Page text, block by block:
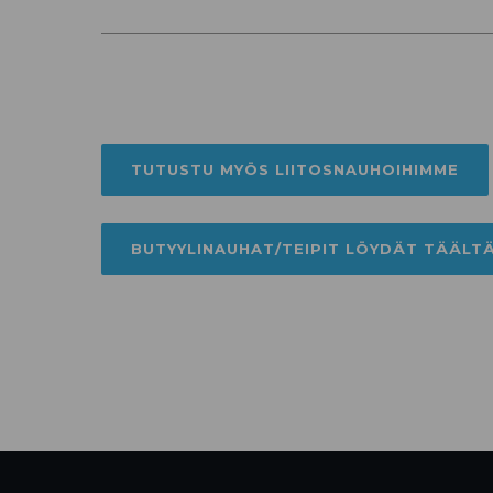
TUTUSTU MYÖS LIITOSNAUHOIHIMME
BUTYYLINAUHAT/TEIPIT LÖYDÄT